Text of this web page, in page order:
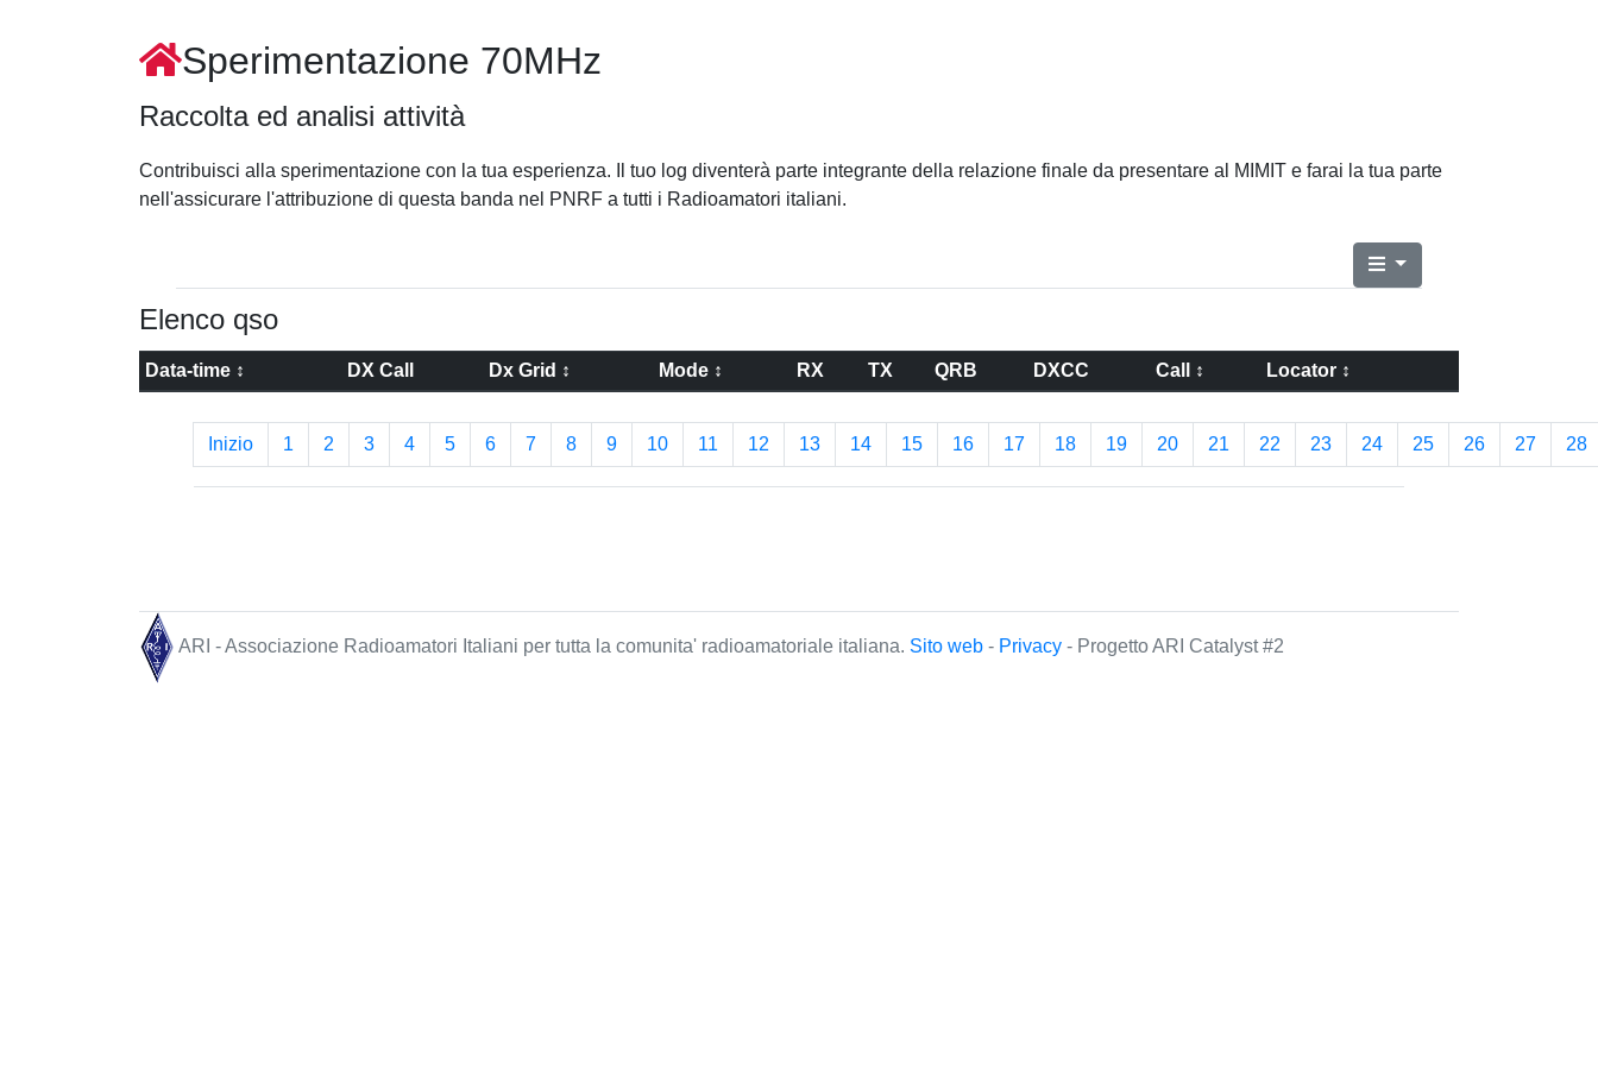
Sperimentazione 70MHz
Raccolta ed analisi attività
Contribuisci alla sperimentazione con la tua esperienza. Il tuo log diventerà parte integrante della relazione finale da presentare al MIMIT e farai la tua parte
nell'assicurare l'attribuzione di questa banda nel PNRF a tutti i Radioamatori italiani.
Elenco qso
Data-time ↕ DX Call Dx Grid ↕ Mode ↕ RX TX QRB DXCC Call ↕ Locator ↕
Inizio 1 2 3 4 5 6 7 8 9 10 11 12 13 14 15 16 17 18 19 20 21 22 23 24 25 26 27 28
ARI - Associazione Radioamatori Italiani per tutta la comunita' radioamatoriale italiana. Sito web - Privacy - Progetto ARI Catalyst #2